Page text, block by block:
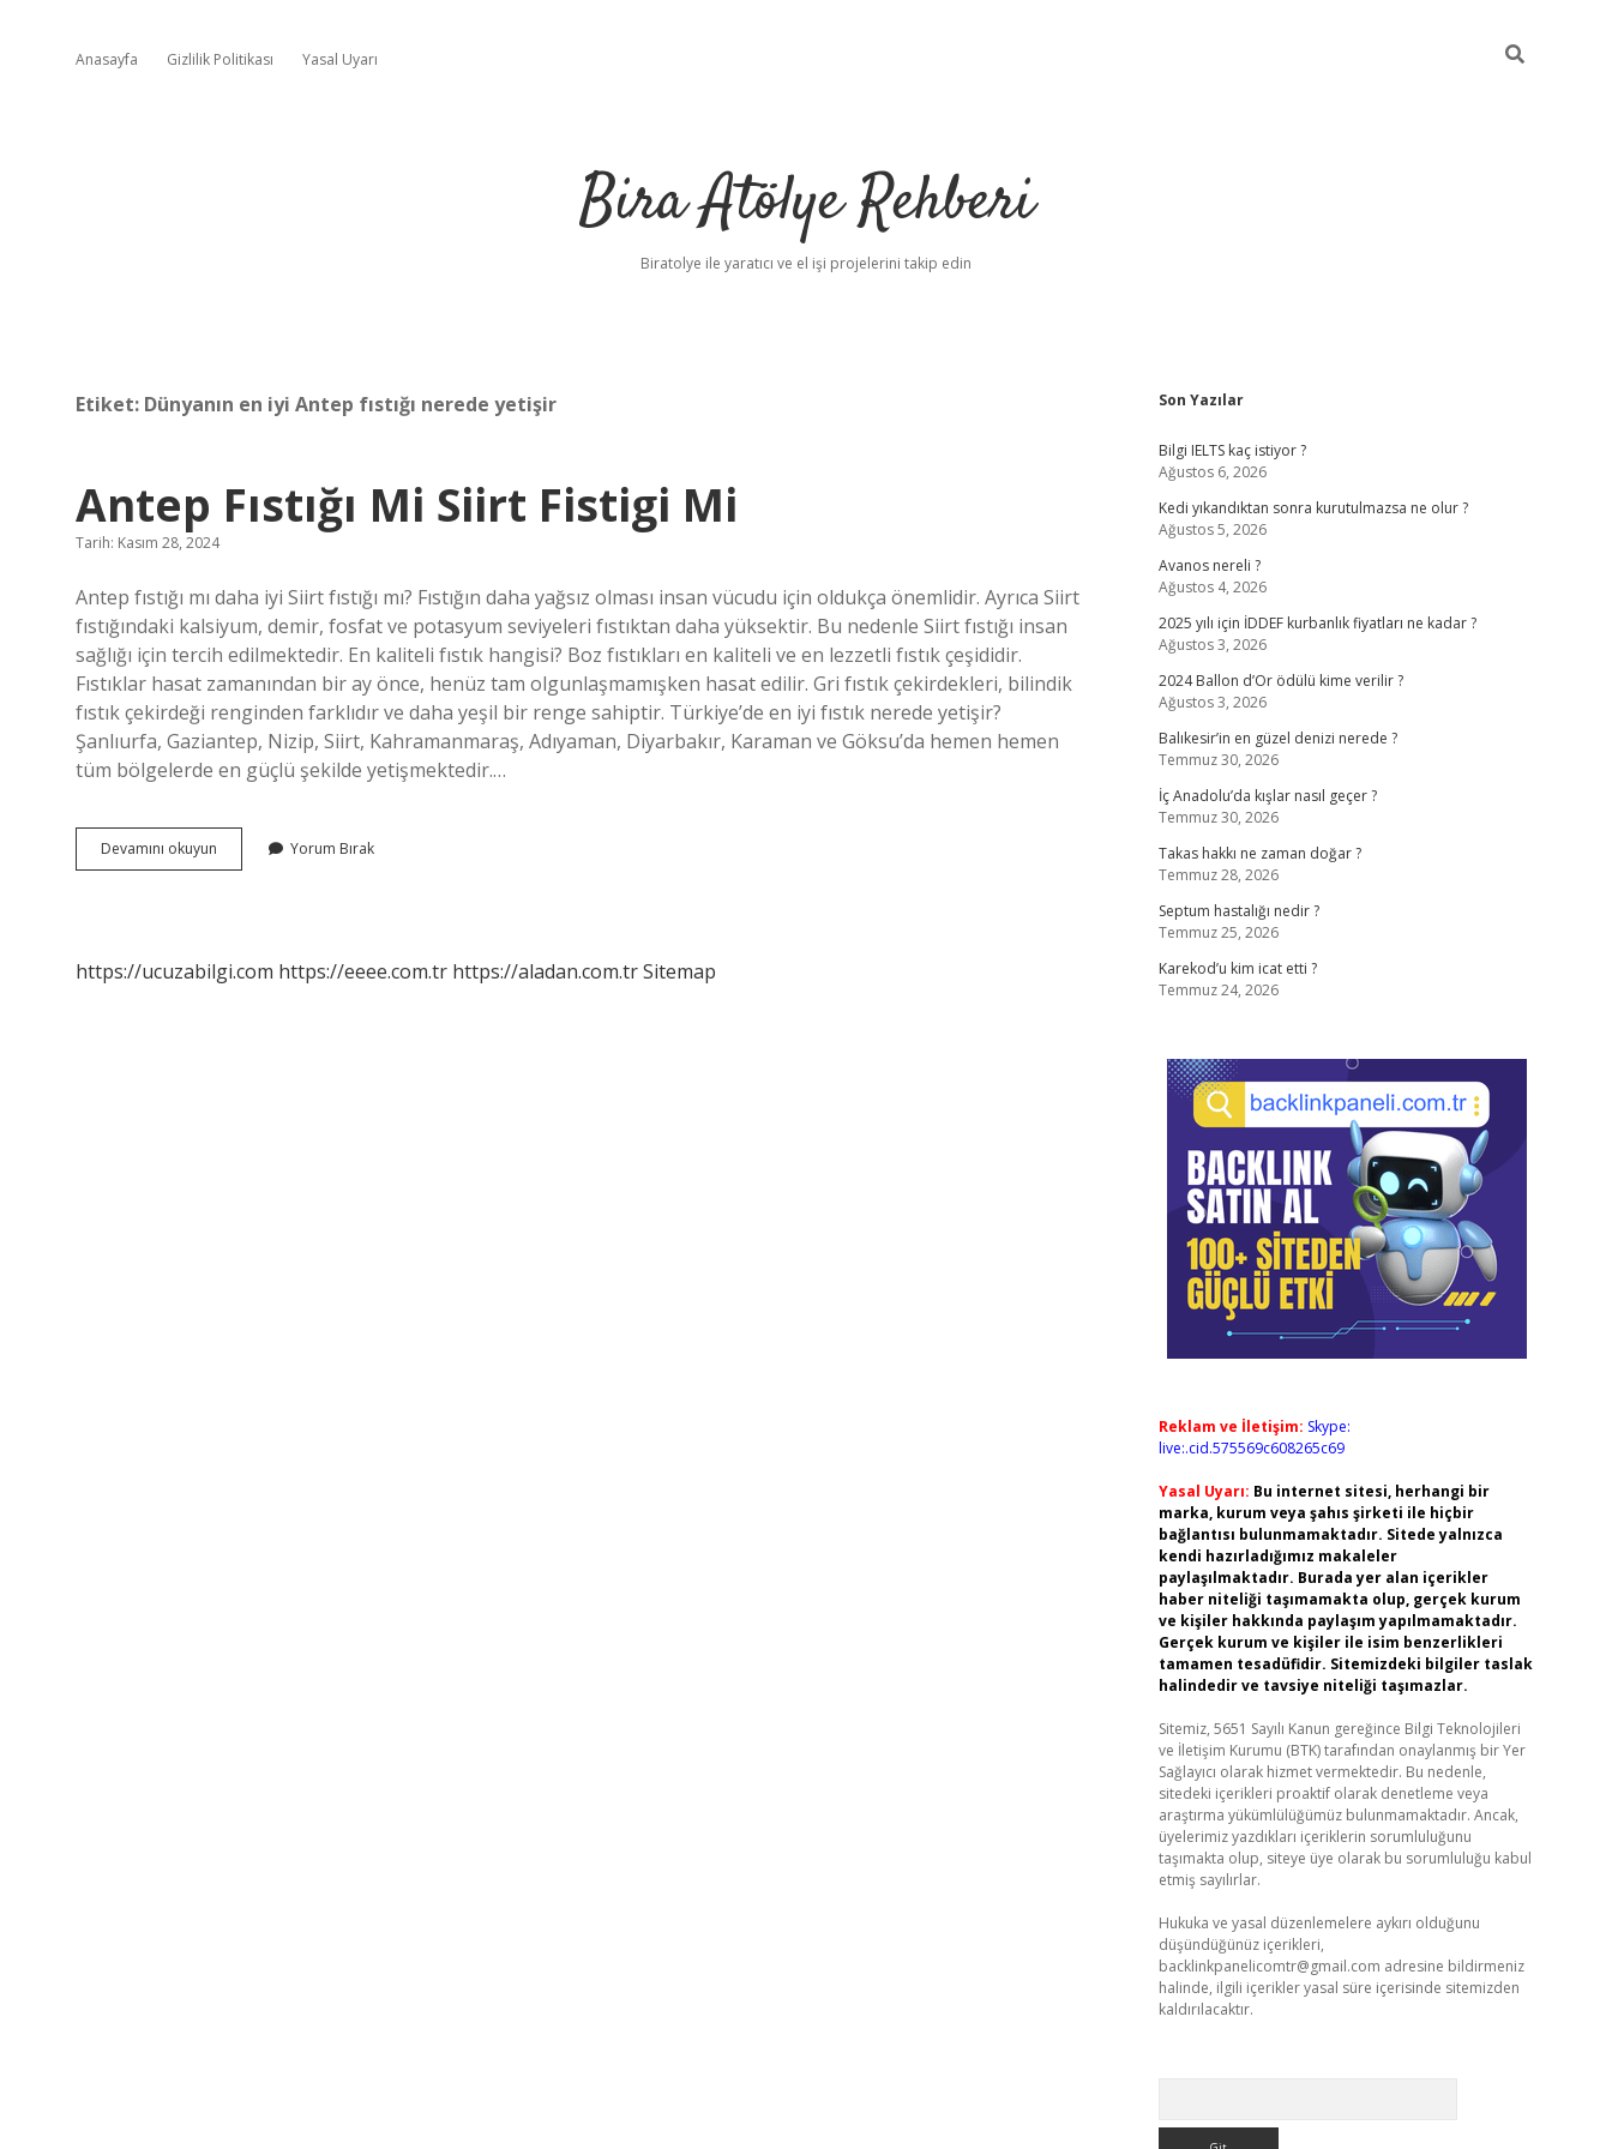
Anasayfa Gizlilik Politikası Yasal Uyarı
Bira Atölye Rehberi
Biratolye ile yaratıcı ve el işi projelerini takip edin
Etiket: Dünyanın en iyi Antep fıstığı nerede yetişir
Antep Fıstığı Mi Siirt Fistigi Mi
Tarih: Kasım 28, 2024
Antep fıstığı mı daha iyi Siirt fıstığı mı? Fıstığın daha yağsız olması insan vücudu için oldukça önemlidir. Ayrıca Siirt
fıstığındaki kalsiyum, demir, fosfat ve potasyum seviyeleri fıstıktan daha yüksektir. Bu nedenle Siirt fıstığı insan
sağlığı için tercih edilmektedir. En kaliteli fıstık hangisi? Boz fıstıkları en kaliteli ve en lezzetli fıstık çeşididir.
Fıstıklar hasat zamanından bir ay önce, henüz tam olgunlaşmamışken hasat edilir. Gri fıstık çekirdekleri, bilindik
fıstık çekirdeği renginden farklıdır ve daha yeşil bir renge sahiptir. Türkiye’de en iyi fıstık nerede yetişir?
Şanlıurfa, Gaziantep, Nizip, Siirt, Kahramanmaraş, Adıyaman, Diyarbakır, Karaman ve Göksu’da hemen hemen
tüm bölgelerde en güçlü şekilde yetişmektedir.…
Devamını okuyun
Fıstığı
Yorum Bırak
https://ucuzabilgi.com https://eeee.com.tr https://aladan.com.trSitemap
Sidebar
Son Yazılar
Bilgi IELTS kaç istiyor ?
Ağustos 6, 2026
Kedi yıkandıktan sonra kurutulmazsa ne olur ?
Ağustos 5, 2026
Avanos nereli ?
Ağustos 4, 2026
2025 yılı için İDDEF kurbanlık fiyatları ne kadar ?
Ağustos 3, 2026
2024 Ballon d’Or ödülü kime verilir ?
Ağustos 3, 2026
Balıkesir’in en güzel denizi nerede ?
Temmuz 30, 2026
İç Anadolu’da kışlar nasıl geçer ?
Temmuz 30, 2026
Takas hakkı ne zaman doğar ?
Temmuz 28, 2026
Septum hastalığı nedir ?
Temmuz 25, 2026
Karekod’u kim icat etti ?
Temmuz 24, 2026
Reklam ve İletişim: Skype:
live:.cid.575569c608265c69
Yasal Uyarı: Bu internet sitesi, herhangi bir
marka, kurum veya şahıs şirketi ile hiçbir
bağlantısı bulunmamaktadır. Sitede yalnızca
kendi hazırladığımız makaleler
paylaşılmaktadır. Burada yer alan içerikler
haber niteliği taşımamakta olup, gerçek kurum
ve kişiler hakkında paylaşım yapılmamaktadır.
Gerçek kurum ve kişiler ile isim benzerlikleri
tamamen tesadüfidir. Sitemizdeki bilgiler taslak
halindedir ve tavsiye niteliği taşımazlar.
Sitemiz, 5651 Sayılı Kanun gereğince Bilgi Teknolojileri
ve İletişim Kurumu (BTK) tarafından onaylanmış bir Yer
Sağlayıcı olarak hizmet vermektedir. Bu nedenle,
sitedeki içerikleri proaktif olarak denetleme veya
araştırma yükümlülüğümüz bulunmamaktadır. Ancak,
üyelerimiz yazdıkları içeriklerin sorumluluğunu
taşımakta olup, siteye üye olarak bu sorumluluğu kabul
etmiş sayılırlar.
Hukuka ve yasal düzenlemelere aykırı olduğunu
düşündüğünüz içerikleri,
backlinkpanelicomtr@gmail.com adresine bildirmeniz
halinde, ilgili içerikler yasal süre içerisinde sitemizden
kaldırılacaktır.
ilbetbetci